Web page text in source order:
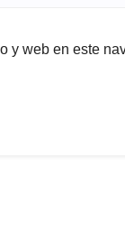
y web en este